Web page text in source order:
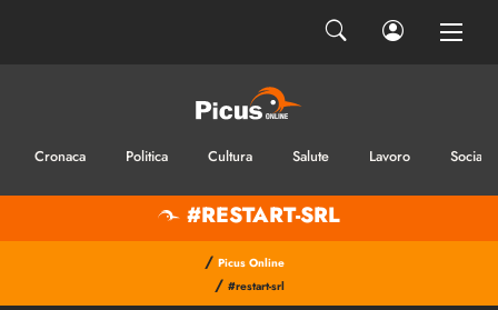
Cronaca Politica Cultura Salute Lavoro Sociale
#RESTART-SRL
/ Picus Online
/ #restart-srl